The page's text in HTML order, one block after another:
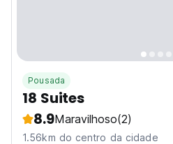
Pousada
18 Suites
8.9Maravilhoso(2)
1.56km do centro da cidade